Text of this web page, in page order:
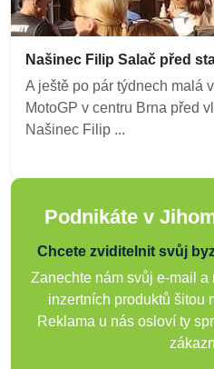
Našinec Filip Salač před
A ještě po pár týdnech malá
MotoGP v centru Brna před
Našinec Filip ...
Podnikáte v
Chcete zviditelnit svůj
Zanechte nám svůj e-mail
inzertních produktů šitou
Reklama u nás osloví ty